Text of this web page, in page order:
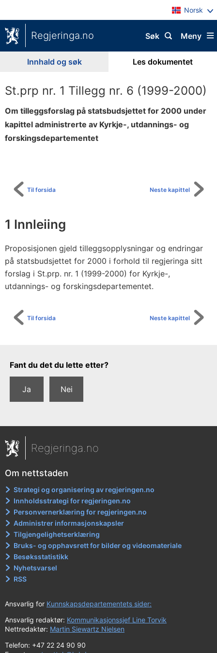
Norsk
Regjeringa.no Meny
Søk
Innhald og søk Les dokumentet
St.prp nr. 1 Tillegg nr. 6 (1999-2000)
Om tilleggsforslag på statsbudsjettet for 2000 under
kapittel administrerte av Kyrkje-, utdannings- og
forskingsdepartementet
Neste kapittel
Til forsida
1 Innleiing
Proposisjonen gjeld tilleggsopplysningar og endringar
på statsbudsjettet for 2000 i forhold til regjeringa sitt
forslag i St.prp. nr. 1 (1999-2000) for Kyrkje-,
utdannings- og forskingsdepartementet.
Neste kapittel
Til forsida
Tilbakemeldingsskjema
Fant du det du lette etter?
Ja Nei
Regjeringa.no
Om nettstaden
Strategi og organisering av regjeringen.no
Innholdsstrategi for regjeringen.no
Personvernerklæring for regjeringen.no
Administrer informasjonskapsler
Tilgjengelighetserklæring
Bruks- og opphavsrett for bilder og videomateriale
Besøksstatistikk
Nyhetsvarsel
RSS
Ansvarlig for Kunnskapsdepartementets sider:
Ansvarlig redaktør: Kommunikasjonssjef Line Torvik
Nettredaktør: Martin Siewartz Nielsen
Telefon: +47 22 24 90 90